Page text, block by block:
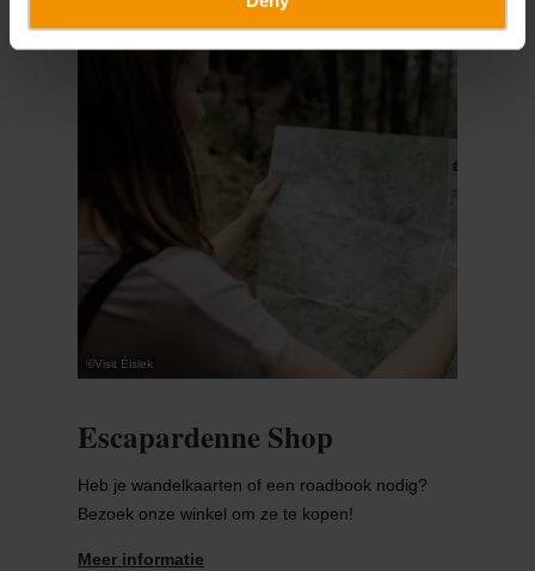
©Visit Éislek
Escapardenne Shop
Heb je wandelkaarten of een roadbook nodig?
Bezoek onze winkel om ze te kopen!
Meer informatie